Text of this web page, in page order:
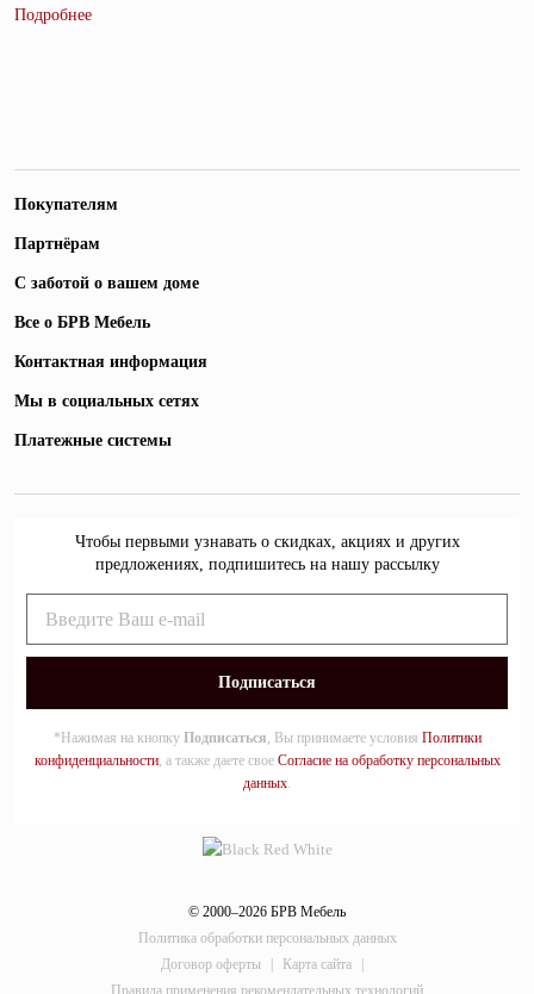
Покупателям
Партнёрам
С заботой о вашем доме
Все о БРВ Мебель
Контактная информация
Мы в социальных сетях
Платежные системы
Чтобы первыми узнавать о скидках, акциях и других
предложениях, подпишитесь на нашу рассылку
*Нажимая на кнопку Подписаться, Вы принимаете условия Политики
конфиденциальности, а также даете свое Согласие на обработку персональных
данных.
© 2000–2026 БРВ Мебель
Политика обработки персональных данных
Договор оферты
Карта сайта
Правила применения рекомендательных технологий